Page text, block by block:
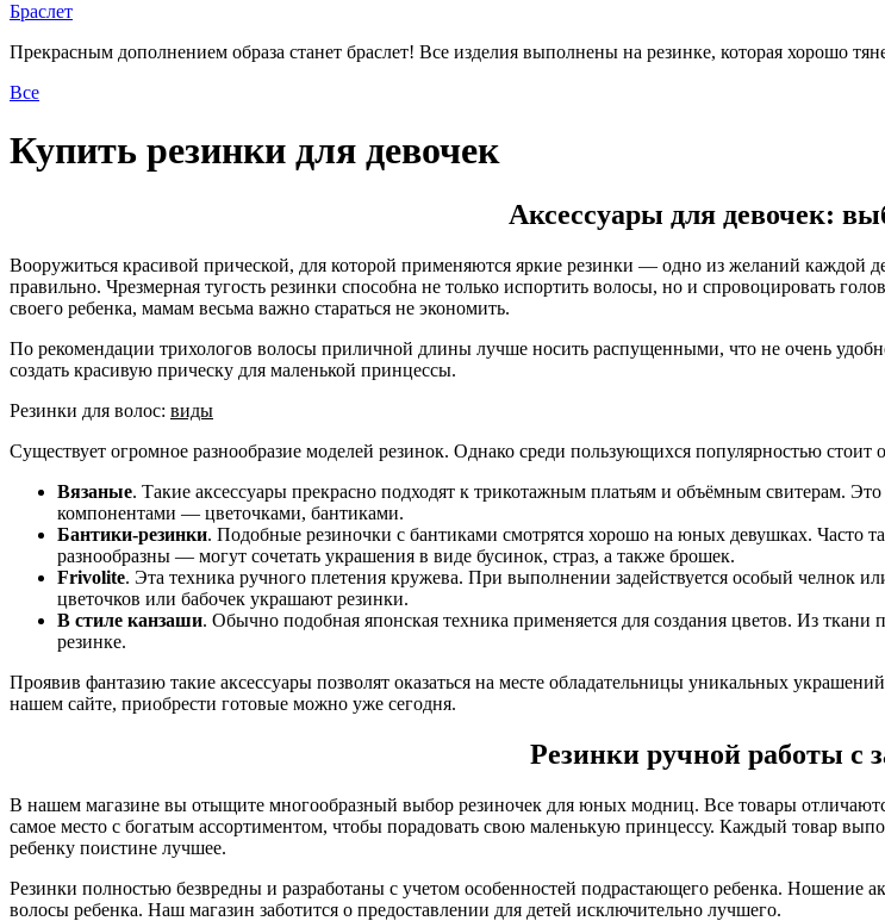
Браслет
Прекрасным дополнением образа станет браслет! Все изделия выполнены на резинке, которая хорошо
Все
Купить резинки для девочек
Аксессуары для девочек:
Вооружиться красивой прической, для которой применяются яркие резинки — одно из желаний каждой
правильно. Чрезмерная тугость резинки способна не только испортить волосы, но и спровоцировать
своего ребенка, мамам весьма важно стараться не экономить.
По рекомендации трихологов волосы приличной длины лучше носить распущенными, что не очень
создать красивую прическу для маленькой принцессы.
Резинки для волос: виды
Существует огромное разнообразие моделей резинок. Однако среди пользующихся популярностью стоит
Вязаные. Такие аксессуары прекрасно подходят к трикотажным платьям и объёмным свитерам.
компонентами — цветочками, бантиками.
Бантики-резинки. Подобные резиночки с бантиками смотрятся хорошо на юных девушках. Часто
разнообразны — могут сочетать украшения в виде бусинок, страз, а также брошек.
Frivolite. Эта техника ручного плетения кружева. При выполнении задействуется особый
цветочков или бабочек украшают резинки.
В стиле канзаши. Обычно подобная японская техника применяется для создания цветов. Из
резинке.
Проявив фантазию такие аксессуары позволят оказаться на месте обладательницы уникальных
нашем сайте, приобрести готовые можно уже сегодня.
Резинки ручной работы с
В нашем магазине вы отыщите многообразный выбор резиночек для юных модниц. Все товары
самое место с богатым ассортиментом, чтобы порадовать свою маленькую принцессу. Каждый товар
ребенку поистине лучшее.
Резинки полностью безвредны и разработаны с учетом особенностей подрастающего ребенка. Ношение
волосы ребенка. Наш магазин заботится о предоставлении для детей исключительно лучшего.